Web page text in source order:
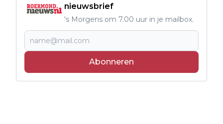
nieuwsbrief
's Morgens om 7.00 uur in je mailbox.
Abonneren